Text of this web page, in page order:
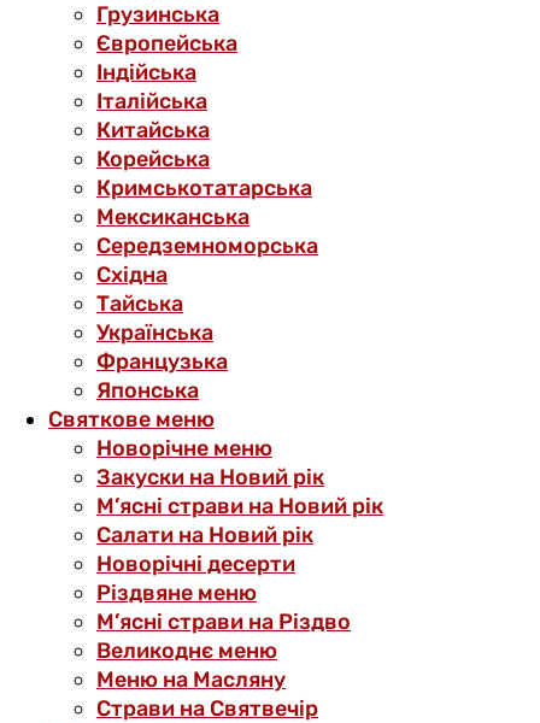
Грузинська
Європейська
Індійська
Італійська
Китайська
Корейська
Кримськотатарська
Мексиканська
Середземноморська
Східна
Тайська
Українська
Французька
Японська
Святкове меню
Новорічне меню
Закуски на Новий рік
М’ясні страви на Новий рік
Салати на Новий рік
Новорічні десерти
Різдвяне меню
М’ясні страви на Різдво
Великоднє меню
Меню на Масляну
Страви на Святвечір